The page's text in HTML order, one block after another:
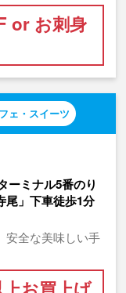
or お刺身
ェ・スイーツ
ーミナル5番のり
尾」下車徒歩1分
安全な美味しい手